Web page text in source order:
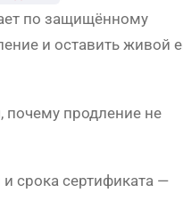
по защищённому
и оставить живой
почему продление не
срока сертификата —